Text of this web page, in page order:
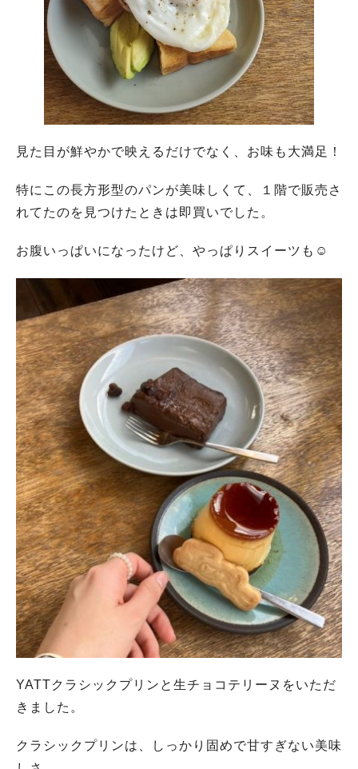
見た目が鮮やかで映えるだけでなく、お味も大満足！
特にこの長方形型のパンが美味しくて、１階で販売さ
れてたのを見つけたときは即買いでした。
お腹いっぱいになったけど、やっぱりスイーツも☺
YATTクラシックプリンと生チョコテリーヌをいただ
きました。
クラシックプリンは、しっかり固めで甘すぎない美味